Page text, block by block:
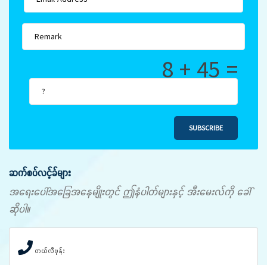
8 + 45 =
SUBSCRIBE
ဆက်စပ်လင့်ခ်များ
အရေးပေါ်အခြေအနေမျိုးတွင် ဤနံပါတ်များနှင့် အီးမေးလ်ကို ခေါ်
ဆိုပါ။
တယ်လီဖုန်း